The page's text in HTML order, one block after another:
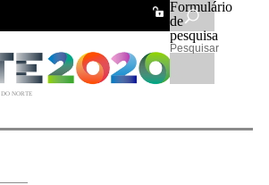
Formulário
de
pesquisa
Pesquisar
NORTE